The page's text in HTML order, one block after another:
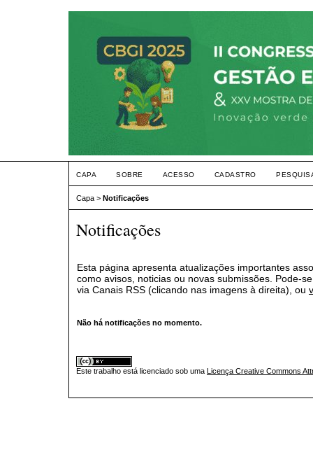
CAPA SOBRE ACESSO CADASTRO
Capa > Notificações
Notificações
Esta página apresenta atualizações importantes
como avisos, noticias ou novas submissões. Pode-
via Canais RSS (clicando nas imagens à direita), ou
Não há notificações no momento.
Este trabalho está licenciado sob uma Licença Creative Commons